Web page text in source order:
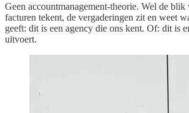
Geen accountmanagement-theorie. Wel de blik
facturen tekent, de vergaderingen zit en weet
geeft: dit is een agency die ons kent. Of: dit is
uitvoert.